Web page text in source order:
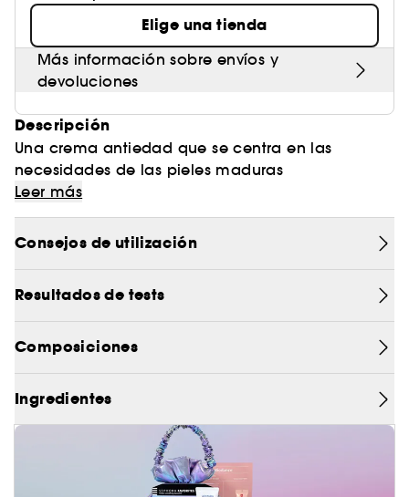
Elige una tienda
Más información sobre envíos y
devoluciones
Descripción
Una crema antiedad que se centra en las
necesidades de las pieles maduras
Eleva, esculpe y redensifica la piel madura en 1
semana.(1)
Alta concentración de SafflowerREDTM patentado
para fomentar la autorregeneración de la piel*
combinado con la tecnología Sculpturist para
interior.
(1) Test de consumo en 110 mujeres
Leer más
Consejos de utilización
Resultados de tests
Composiciones
Ingredientes